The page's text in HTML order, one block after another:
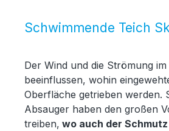
Schwimmende Teich
Der Wind und die Strömung im
beeinflussen, wohin
Oberfläche getrieben werden.
Absauger haben den großen
treiben, wo auch der